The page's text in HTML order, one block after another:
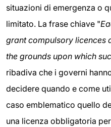
situazioni di emergenza o
limitato. La frase chiave "
grant compulsory licences
the grounds upon which
ribadiva che i governi
decidere quando e come
caso emblematico quello
una licenza obbligatoria